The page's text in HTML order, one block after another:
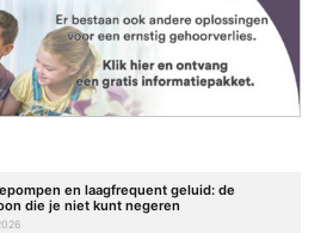
en laagfrequent geluid: de
die je niet kunt negeren